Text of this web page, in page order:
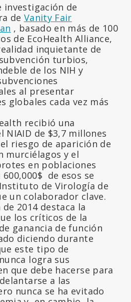
investigación de
de Vanity Fair
, basado en más de 100
de EcoHealth Alliance,
inquietante de
turbios,
de los NIH y
al presentar
globales cada vez más
recibió una
NIAID de $3,7 millones
riesgo de aparición de
murciélagos y el
en poblaciones
600,000$ de esos se
de Virología de
un colaborador clave.
2014 destaca la
los críticos de la
ganancia de función
diciendo durante
este tipo de
logra sus
que debe hacerse para
a las
nunca se ha evitado